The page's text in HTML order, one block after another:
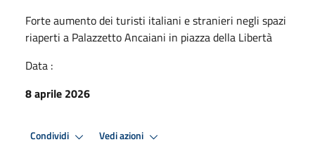
Forte aumento dei turisti italiani e stranieri negli spazi
riaperti a Palazzetto Ancaiani in piazza della Libertà
Data :
8 aprile 2026
Condividi Vedi azioni